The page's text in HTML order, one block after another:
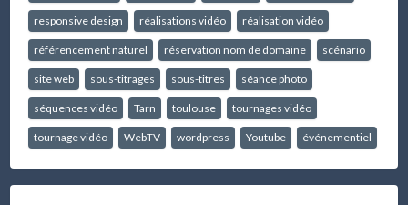
responsive design réalisations vidéo réalisation vidéo
référencement naturel réservation nom de domaine scénario
site web sous-titrages sous-titres séance photo
séquences vidéo Tarn toulouse tournages vidéo
tournage vidéo WebTV wordpress Youtube événementiel